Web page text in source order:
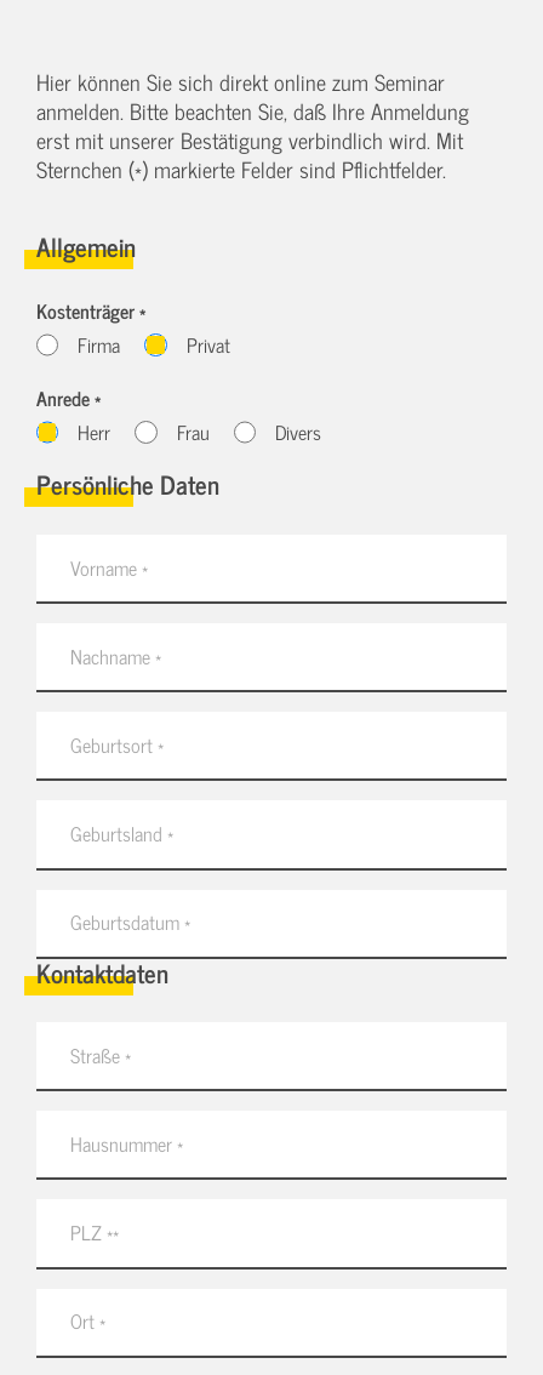
Hier können Sie sich direkt online zum Seminar
anmelden. Bitte beachten Sie, daß Ihre Anmeldung
erst mit unserer Bestätigung verbindlich wird. Mit
Sternchen (*) markierte Felder sind Pflichtfelder.
Allgemein
Kostenträger *
Firma
Privat
Anrede *
Herr
Frau Divers
Persönliche Daten
Kontaktdaten